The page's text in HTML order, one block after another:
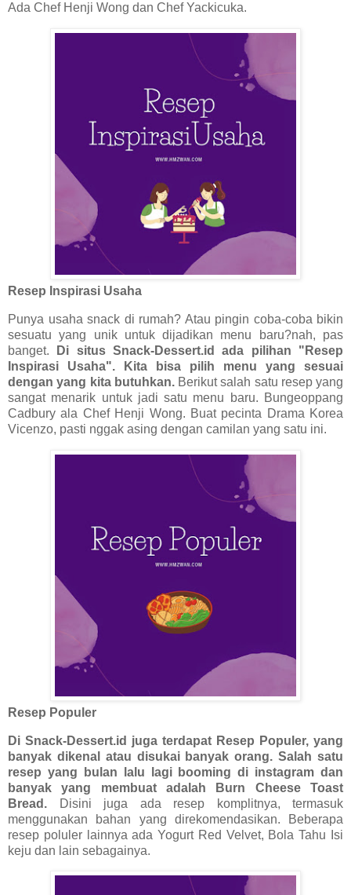
Ada Chef Henji Wong dan Chef Yackicuka.
Resep Inspirasi Usaha
Punya usaha snack di rumah? Atau pingin coba-coba bikin
sesuatu yang unik untuk dijadikan menu baru?nah, pas
banget.
Di situs Snack-Dessert.id ada pilihan "Resep
Inspirasi Usaha". Kita bisa pilih menu yang sesuai
dengan yang kita butuhkan.Berikut salah satu resep yang
sangat menarik untuk jadi satu menu baru. Bungeoppang
Cadbury ala Chef Henji Wong. Buat pecinta Drama Korea
Vicenzo, pasti nggak asing dengan camilan yang satu ini.
Resep Populer
Di Snack-Dessert.id juga terdapat Resep Populer, yang
banyak dikenal atau disukai banyak orang. Salah satu
resep yang bulan lalu lagi booming di instagram dan
banyak yang membuat adalah Burn Cheese Toast
Bread. Disini juga ada resep komplitnya, termasuk
menggunakan bahan yang direkomendasikan. Beberapa
resep poluler lainnya ada Yogurt Red Velvet, Bola Tahu Isi
keju dan lain sebagainya.